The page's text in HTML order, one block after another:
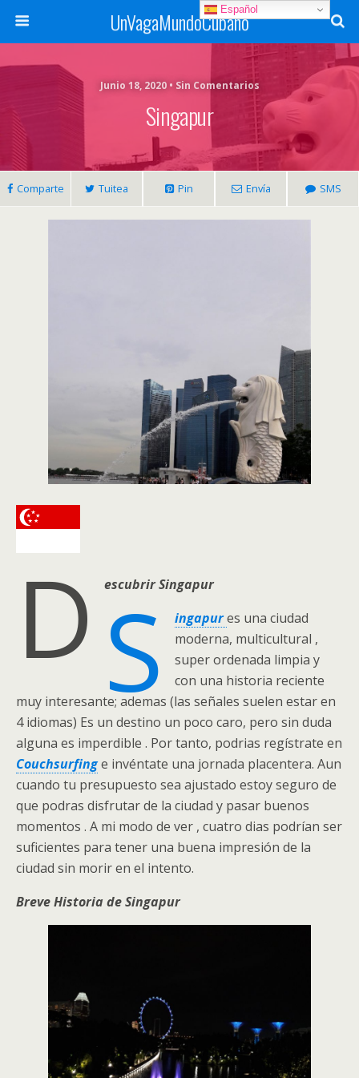
UnVagaMundoCubano
Junio 18, 2020 • Sin Comentarios
Singapur
Comparte Tuitea Pin Envía SMS
D escubrir Singapur
S ingapures una ciudad
moderna, multicultural ,
super ordenada limpia y
con una historia reciente
muy interesante; ademas (las señales suelen estar en
4 idiomas) Es un destino un poco caro, pero sin duda
alguna es imperdible . Por tanto, podrias regístrate en
Couchsurfinge invéntate una jornada placentera. Aun
cuando tu presupuesto sea ajustado estoy seguro de
que podras disfrutar de la ciudad y pasar buenos
momentos . A mi modo de ver , cuatro dias podrían ser
suficientes para tener una buena impresión de la
ciudad sin morir en el intento.
Breve Historia de Singapur
Español